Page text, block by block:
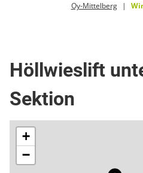
Oy-Mittelberg
Höllwieslift
Sektion